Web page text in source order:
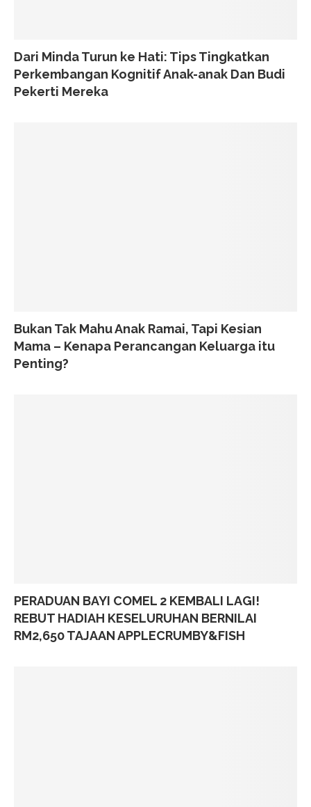
Dari Minda Turun ke Hati: Tips Tingkatkan
Perkembangan Kognitif Anak-anak Dan Budi
Pekerti Mereka
Bukan Tak Mahu Anak Ramai, Tapi Kesian
Mama – Kenapa Perancangan Keluarga itu
Penting?
PERADUAN BAYI COMEL 2 KEMBALI LAGI!
REBUT HADIAH KESELURUHAN BERNILAI
RM2,650 TAJAAN APPLECRUMBY&FISH